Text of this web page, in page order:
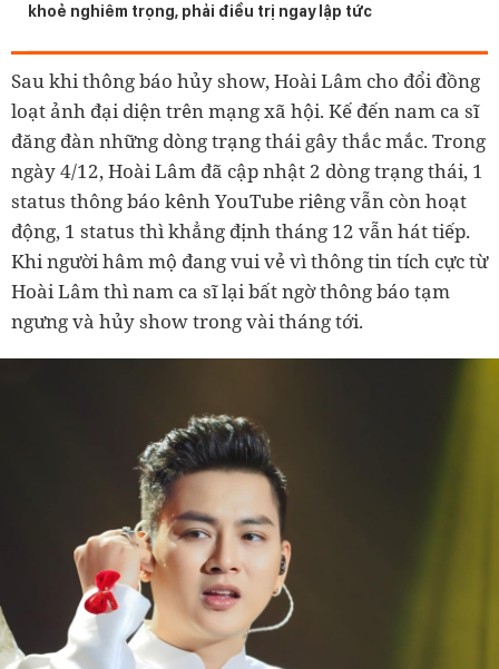
khoẻ nghiêm trọng, phải điều trị ngay lập tức
Sau khi thông báo hủy show, Hoài Lâm cho đổi đồng
loạt ảnh đại diện trên mạng xã hội. Kế đến nam ca sĩ
đăng đàn những dòng trạng thái gây thắc mắc. Trong
ngày 4/12, Hoài Lâm đã cập nhật 2 dòng trạng thái, 1
status thông báo kênh YouTube riêng vẫn còn hoạt
động, 1 status thì khẳng định tháng 12 vẫn hát tiếp.
Khi người hâm mộ đang vui vẻ vì thông tin tích cực từ
Hoài Lâm thì nam ca sĩ lại bất ngờ thông báo tạm
ngưng và hủy show trong vài tháng tới.